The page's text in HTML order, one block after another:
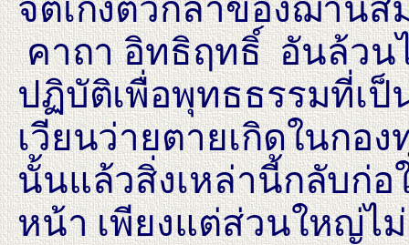
จิตเก่งตัวกล้าของฌานส
คาถา อิทธิฤทธิ์ อันล้วน
ปฏิบัติเพื่อพุทธธรรมที่เป็
เวียนว่ายตายเกิดในกอ
นั้นแล้วสิ่งเหล่านี้กลับก่
หน้า เพียงแต่ส่วนใหญ่ไ